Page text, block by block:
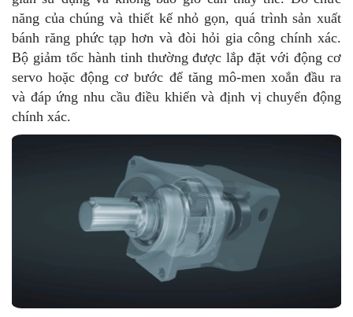
năng của chúng và thiết kế nhỏ gọn, quá trình sản xuất
bánh răng phức tạp hơn và đòi hỏi gia công chính xác.
Bộ giảm tốc hành tinh thường được lắp đặt với động cơ
servo hoặc động cơ bước để tăng mô-men xoắn đầu ra
và đáp ứng nhu cầu điều khiển và định vị chuyển động
chính xác.